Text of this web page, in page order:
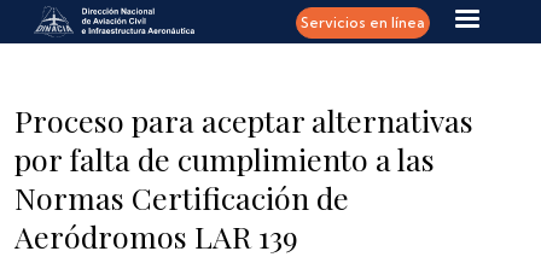
Pasar al contenido principal Servicios en línea
Proceso para aceptar alternativas
por falta de cumplimiento a las
Normas Certificación de
Aeródromos LAR 139